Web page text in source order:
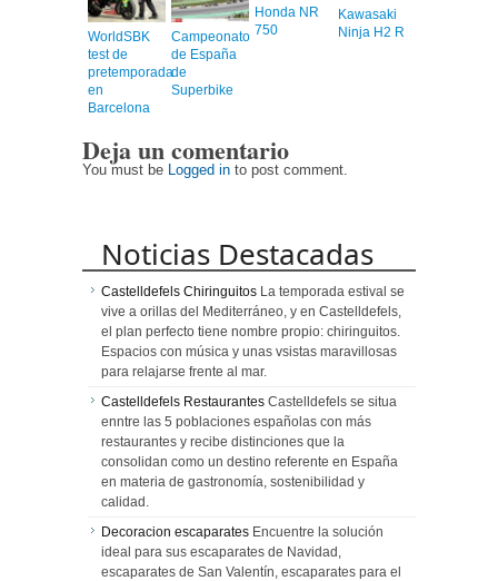
WorldSBK
test de
pretemporada
en
Barcelona
Campeonato
de España
de
Superbike
Honda NR
750
Kawasaki
Ninja H2 R
Deja un comentario
You must be Logged in to post comment.
Noticias Destacadas
Castelldefels Chiringuitos La temporada estival se
vive a orillas del Mediterráneo, y en Castelldefels,
el plan perfecto tiene nombre propio: chiringuitos.
Espacios con música y unas vsistas maravillosas
para relajarse frente al mar.
Castelldefels Restaurantes Castelldefels se situa
enntre las 5 poblaciones españolas con más
restaurantes y recibe distinciones que la
consolidan como un destino referente en España
en materia de gastronomía, sostenibilidad y
calidad.
Decoracion escaparates Encuentre la solución
ideal para sus escaparates de Navidad,
escaparates de San Valentín, escaparates para el